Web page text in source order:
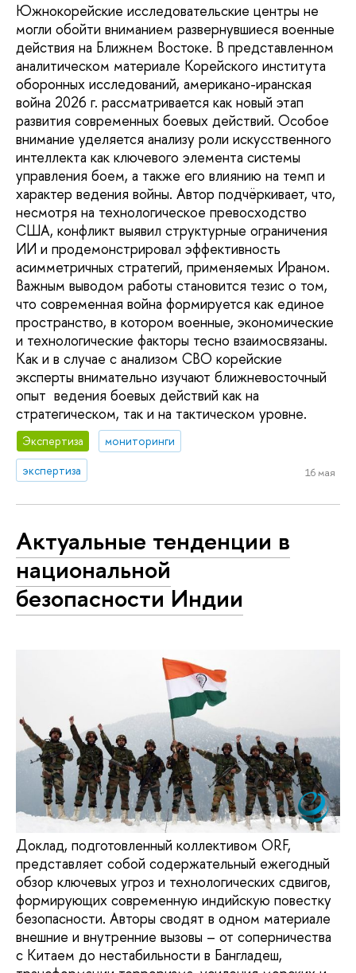
Южнокорейские исследовательские центры не
могли обойти вниманием развернувшиеся военные
действия на Ближнем Востоке. В представленном
аналитическом материале Корейского института
оборонных исследований, американо-иранская
война 2026 г. рассматривается как новый этап
развития современных боевых действий. Особое
внимание уделяется анализу роли искусственного
интеллекта как ключевого элемента системы
управления боем, а также его влиянию на темп и
характер ведения войны. Автор подчёркивает, что,
несмотря на технологическое превосходство
США, конфликт выявил структурные ограничения
ИИ и продемонстрировал эффективность
асимметричных стратегий, применяемых Ираном.
Важным выводом работы становится тезис о том,
что современная война формируется как единое
пространство, в котором военные, экономические
и технологические факторы тесно взаимосвязаны.
Как и в случае с анализом СВО корейские
эксперты внимательно изучают ближневосточный
опыт ведения боевых действий как на
стратегическом, так и на тактическом уровне.
Экспертиза
мониторинги
экспертиза
16 мая
Актуальные тенденции в
национальной
безопасности Индии
Доклад, подготовленный коллективом ORF,
представляет собой содержательный ежегодный
обзор ключевых угроз и технологических сдвигов,
формирующих современную индийскую повестку
безопасности. Авторы сводят в одном материале
внешние и внутренние вызовы – от соперничества
с Китаем до нестабильности в Бангладеш,